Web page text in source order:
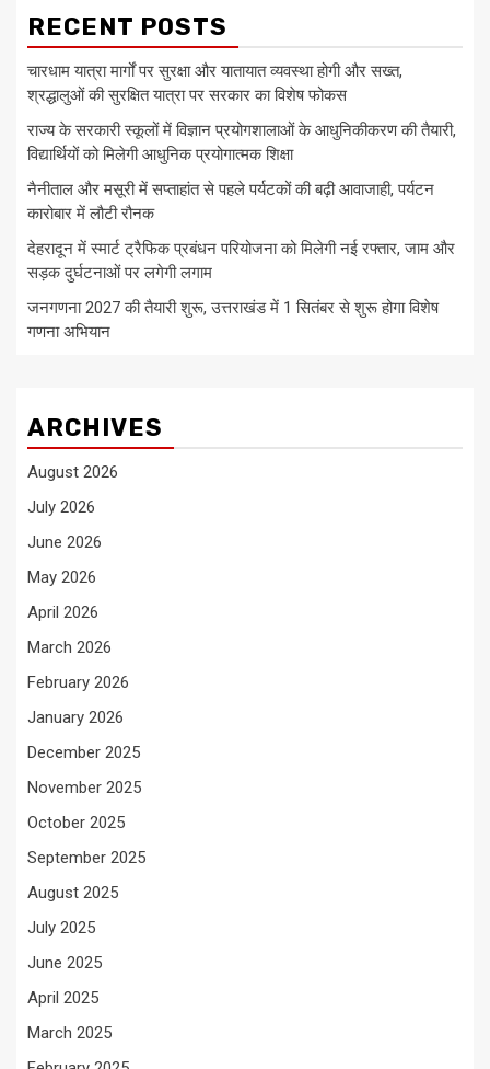
RECENT POSTS
चारधाम यात्रा मार्गों पर सुरक्षा और यातायात व्यवस्था होगी और सख्त,
श्रद्धालुओं की सुरक्षित यात्रा पर सरकार का विशेष फोकस
राज्य के सरकारी स्कूलों में विज्ञान प्रयोगशालाओं के आधुनिकीकरण की तैयारी,
विद्यार्थियों को मिलेगी आधुनिक प्रयोगात्मक शिक्षा
नैनीताल और मसूरी में सप्ताहांत से पहले पर्यटकों की बढ़ी आवाजाही, पर्यटन
कारोबार में लौटी रौनक
देहरादून में स्मार्ट ट्रैफिक प्रबंधन परियोजना को मिलेगी नई रफ्तार, जाम और
सड़क दुर्घटनाओं पर लगेगी लगाम
जनगणना 2027 की तैयारी शुरू, उत्तराखंड में 1 सितंबर से शुरू होगा विशेष
गणना अभियान
ARCHIVES
August 2026
July 2026
June 2026
May 2026
April 2026
March 2026
February 2026
January 2026
December 2025
November 2025
October 2025
September 2025
August 2025
July 2025
June 2025
April 2025
March 2025